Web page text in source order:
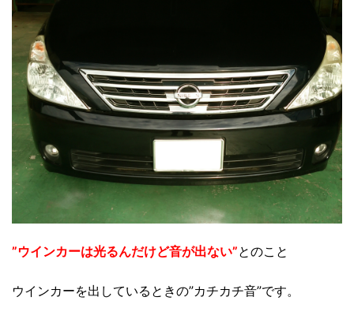
”ウインカーは光るんだけど音が出ない”とのこと
ウインカーを出しているときの”カチカチ音”です。